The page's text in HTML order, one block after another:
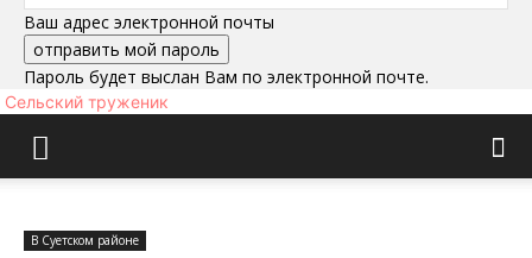
Ваш адрес электронной почты
Пароль будет выслан Вам по электронной почте.
Сельский труженик
В Суетском районе